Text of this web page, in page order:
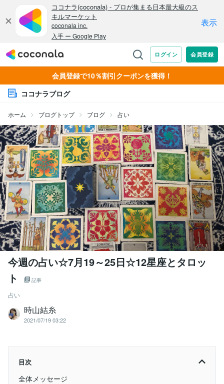
会員登録で10％割引クーポンを獲得！
ココナラブログ
ホーム ブログトップ ブログ 占い
今週の占い☆7月19～25日☆12星座とタロッ
ト
記事
占い
時山結糸
2021/07/19 03:22
目次
全体メッセージ